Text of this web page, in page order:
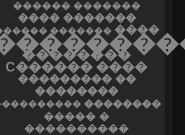
������ �������
���� �������
������� ����
��������
C������ ����
��������� ��
��������
��������
����� �
����������